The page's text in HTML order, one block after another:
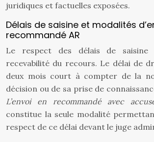
juridiques et factuelles exposées.
Délais de saisine et modalités
recommandé AR
Le respect des délais de saisine
recevabilité du recours. Le délai de
deux mois court à compter de la
décision ou de sa prise de
L’envoi en recommandé avec
constitue la seule modalité
respect de ce délai devant le juge